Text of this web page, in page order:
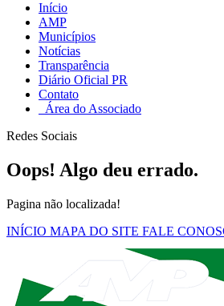
Início
AMP
Municípios
Notícias
Transparência
Diário Oficial PR
Contato
Área do Associado
Redes Sociais
Oops! Algo deu errado.
Pagina não localizada!
INÍCIO MAPA DO SITE FALE